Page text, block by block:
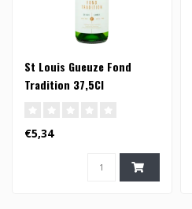
St Louis Gueuze Fond
Tradition 37,5Cl
€5,34